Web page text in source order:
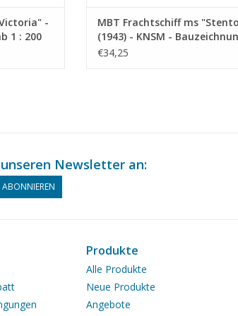
-
1 : 200
MBT Frachtschiff ms
(1943) - KNSM -
Maßstab 1 : 200 (10.10.025)
€34,25
Newsletter an:
ABONNIEREN
Produkte
Alle Produkte
Neue Produkte
Angebote